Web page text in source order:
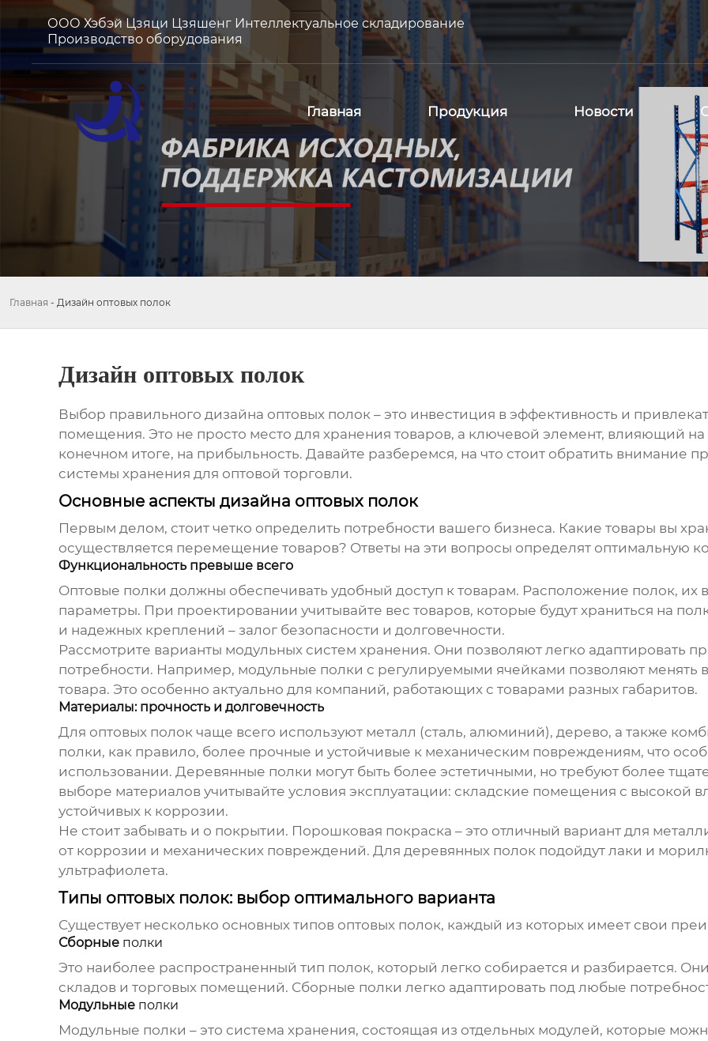
ООО Хэбэй Цзяци Цзяшенг Интеллектуальное складирование
Производство оборудования
Главная Продукция Новости
Главная - Дизайн оптовых полок
Дизайн оптовых полок
Выбор правильного дизайна оптовых полок– это инвестиция в эффективность и
помещения. Это не просто место для хранения товаров, а ключевой элемент, влияющий на
конечном итоге, на прибыльность. Давайте разберемся, на что стоит обратить внимание
системы хранения для оптовой торговли.
Основные аспекты дизайна оптовых полок
Первым делом, стоит четко определить потребности вашего бизнеса. Какие товары вы
осуществляется перемещение товаров? Ответы на эти вопросы определят оптимальную
Функциональность превыше всего
Оптовые полки должны обеспечивать удобный доступ к товарам. Расположение полок, их
параметры. При проектировании учитывайте вес товаров, которые будут храниться на
и надежных креплений – залог безопасности и долговечности.
Рассмотрите варианты модульных систем хранения. Они позволяют легко адаптировать
потребности. Например, модульные полки с регулируемыми ячейками позволяют менять
товара. Это особенно актуально для компаний, работающих с товарами разных габаритов.
Материалы: прочность и долговечность
Для оптовых полокчаще всего используют металл (сталь, алюминий), дерево, а также
полки, как правило, более прочные и устойчивые к механическим повреждениям, что
использовании. Деревянные полки могут быть более эстетичными, но требуют более
выборе материалов учитывайте условия эксплуатации: складские помещения с высокой
устойчивых к коррозии.
Не стоит забывать и о покрытии. Порошковая покраска – это отличный вариант для
от коррозии и механических повреждений. Для деревянных полок подойдут лаки и
ультрафиолета.
Типы оптовых полок: выбор оптимального варианта
Существует несколько основных типов оптовых полок, каждый из которых имеет свои
Сборные полки
Это наиболее распространенный тип полок, который легко собирается и разбирается.
складов и торговых помещений. Сборные полки легко адаптировать под любые
Модульные полки
Модульные полки – это система хранения, состоящая из отдельных модулей, которые